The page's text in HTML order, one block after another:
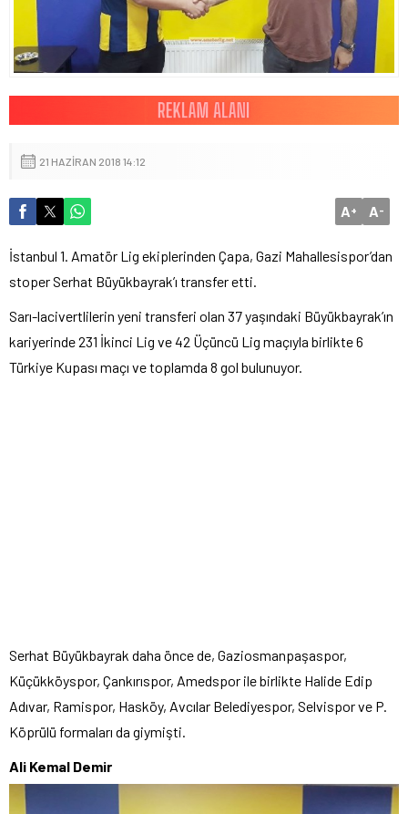
21 HAZIRAN 2018 14:12
A+ A-
İstanbul 1. Amatör Lig ekiplerinden Çapa, Gazi Mahallesispor’dan
stoper Serhat Büyükbayrak’ı transfer etti.
Sarı-lacivertlilerin yeni transferi olan 37 yaşındaki Büyükbayrak’ın
kariyerinde 231 İkinci Lig ve 42 Üçüncü Lig maçıyla birlikte 6
Türkiye Kupası maçı ve toplamda 8 gol bulunuyor.
Serhat Büyükbayrak daha önce de, Gaziosmanpaşaspor,
Küçükköyspor, Çankırıspor, Amedspor ile birlikte Halide Edip
Adıvar, Ramispor, Hasköy, Avcılar Belediyespor, Selvispor ve P.
Köprülü formaları da giymişti.
Ali Kemal Demir